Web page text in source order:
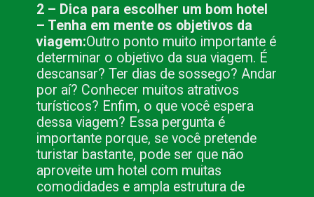
2 – Dica para escolher um bom hotel
– Tenha em mente os objetivos da
viagem:Outro ponto muito importante é
determinar o objetivo da sua viagem. É
descansar? Ter dias de sossego? Andar
por aí? Conhecer muitos atrativos
turísticos? Enfim, o que você espera
dessa viagem? Essa pergunta é
importante porque, se você pretende
turistar bastante, pode ser que não
aproveite um hotel com muitas
comodidades e ampla estrutura de